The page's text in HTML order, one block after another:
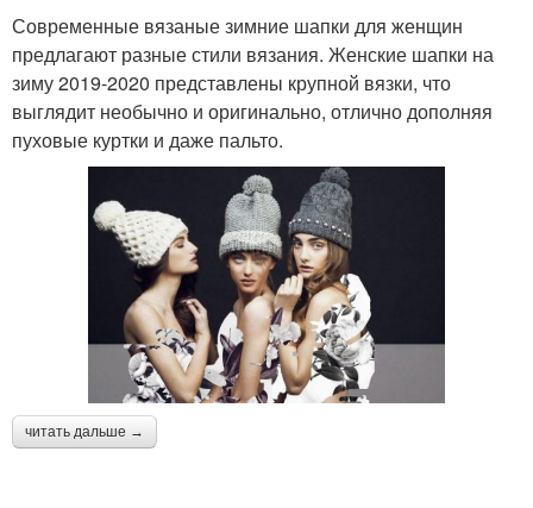
Современные вязаные зимние шапки для женщин
предлагают разные стили вязания. Женские шапки на
зиму 2019-2020 представлены крупной вязки, что
выглядит необычно и оригинально, отлично дополняя
пуховые куртки и даже пальто.
читать дальше →